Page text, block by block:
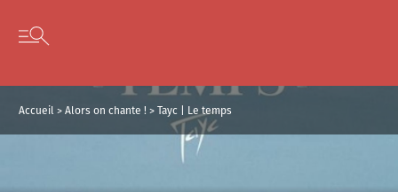
Skip to content
Open secondary menu
Accueil >Alors on chante ! >Tayc | Le temps